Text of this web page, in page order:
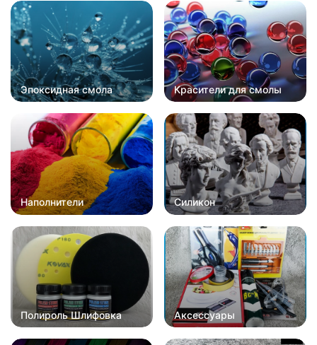
Эпоксидная смола Красители для смолы
Наполнители Силикон
Полироль Шлифовка Аксессуары